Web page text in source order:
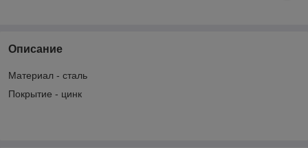
Описание
Материал - сталь
Покрытие - цинк